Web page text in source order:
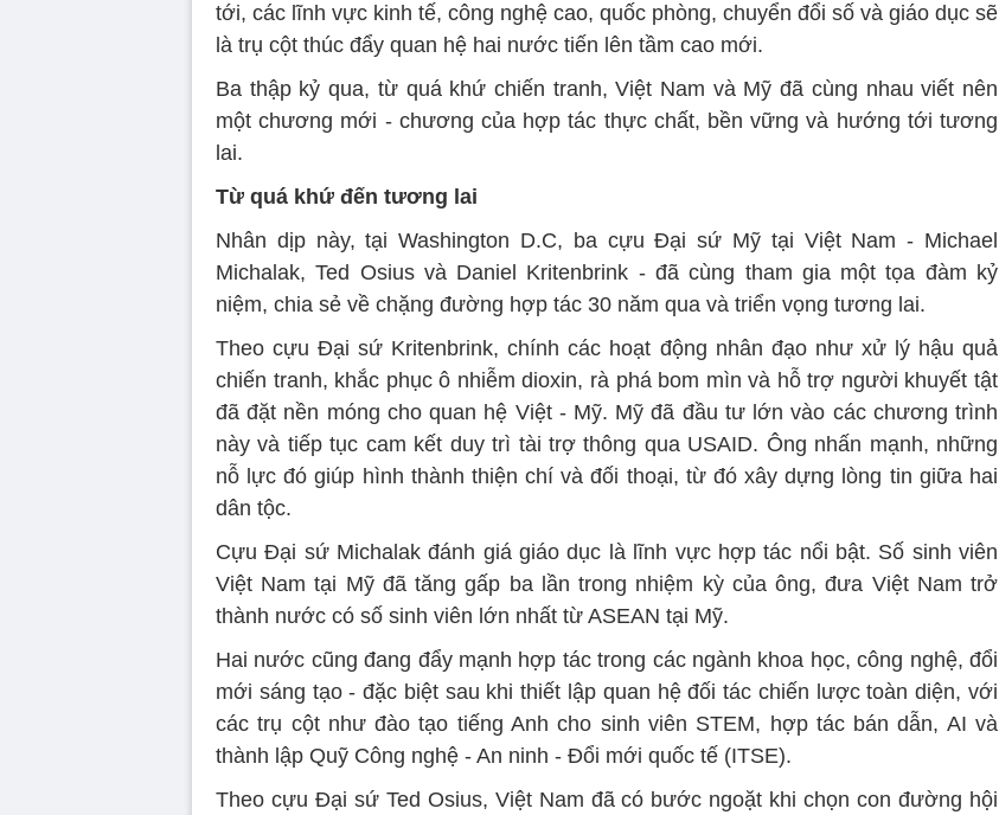
tới, các lĩnh vực kinh tế, công nghệ cao, quốc phòng, chuyển đổi số và giáo dục sẽ
là trụ cột thúc đẩy quan hệ hai nước tiến lên tầm cao mới.
Ba thập kỷ qua, từ quá khứ chiến tranh, Việt Nam và Mỹ đã cùng nhau viết nên
một chương mới - chương của hợp tác thực chất, bền vững và hướng tới tương
lai.
Từ quá khứ đến tương lai
Nhân dịp này, tại Washington D.C, ba cựu Đại sứ Mỹ tại Việt Nam - Michael
Michalak, Ted Osius và Daniel Kritenbrink - đã cùng tham gia một tọa đàm kỷ
niệm, chia sẻ về chặng đường hợp tác 30 năm qua và triển vọng tương lai.
Theo cựu Đại sứ Kritenbrink, chính các hoạt động nhân đạo như xử lý hậu quả
chiến tranh, khắc phục ô nhiễm dioxin, rà phá bom mìn và hỗ trợ người khuyết tật
đã đặt nền móng cho quan hệ Việt - Mỹ. Mỹ đã đầu tư lớn vào các chương trình
này và tiếp tục cam kết duy trì tài trợ thông qua USAID. Ông nhấn mạnh, những
nỗ lực đó giúp hình thành thiện chí và đối thoại, từ đó xây dựng lòng tin giữa hai
dân tộc.
Cựu Đại sứ Michalak đánh giá giáo dục là lĩnh vực hợp tác nổi bật. Số sinh viên
Việt Nam tại Mỹ đã tăng gấp ba lần trong nhiệm kỳ của ông, đưa Việt Nam trở
thành nước có số sinh viên lớn nhất từ ASEAN tại Mỹ.
Hai nước cũng đang đẩy mạnh hợp tác trong các ngành khoa học, công nghệ, đổi
mới sáng tạo - đặc biệt sau khi thiết lập quan hệ đối tác chiến lược toàn diện, với
các trụ cột như đào tạo tiếng Anh cho sinh viên STEM, hợp tác bán dẫn, AI và
thành lập Quỹ Công nghệ - An ninh - Đổi mới quốc tế (ITSE).
Theo cựu Đại sứ Ted Osius, Việt Nam đã có bước ngoặt khi chọn con đường hội